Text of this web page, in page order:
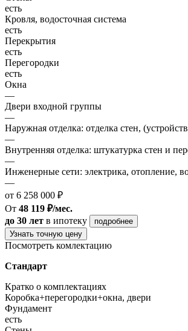
есть
Кровля, водосточная система
есть
Перекрытия
есть
Перегородки
есть
Окна
—
Двери входной группы
—
Наружная отделка: отделка стен,
—
Внутренняя отделка: штукатурка стен и
—
Инженерные сети: электрика, отопление,
—
от 6 258 000 ₽
От 48 119 ₽/мес.
до 30 лет в ипотеку
подробнее
Узнать точную цену
Посмотреть комлектацию
Стандарт
Кратко о комплектациях
Коробка+перегородки+окна, двери
Фундамент
есть